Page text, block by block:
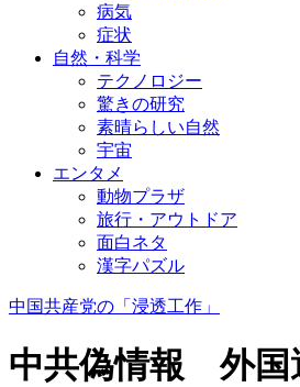
病気
症状
自然・科学
テクノロジー
驚きの研究
素晴らしい自然
宇宙
エンタメ
動物プラザ
旅行・アウトドア
面白ネタ
漢字パズル
中国共産党の「浸透工作」
中共偽情報 外国